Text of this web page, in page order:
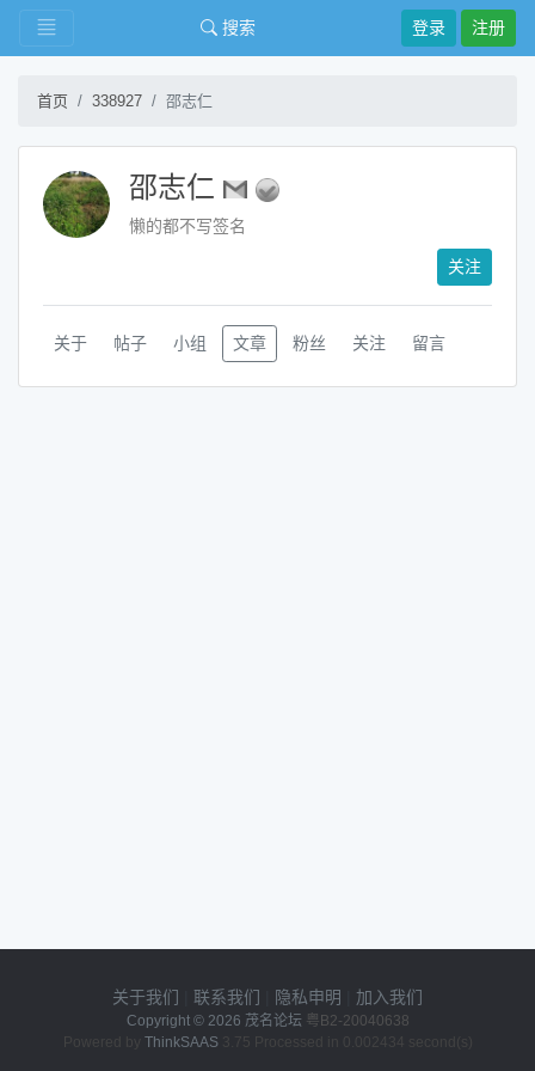
搜索 登录 注册
首页 338927 邵志仁
邵志仁
懒的都不写签名
关注
关于 帖子 小组 文章 粉丝 关注 留言
关于我们 联系我们 隐私申明 加入我们
Copyright © 2026 茂名论坛 粤B2-20040638
Powered by ThinkSAAS3.75 Processed in 0.002434 second(s)